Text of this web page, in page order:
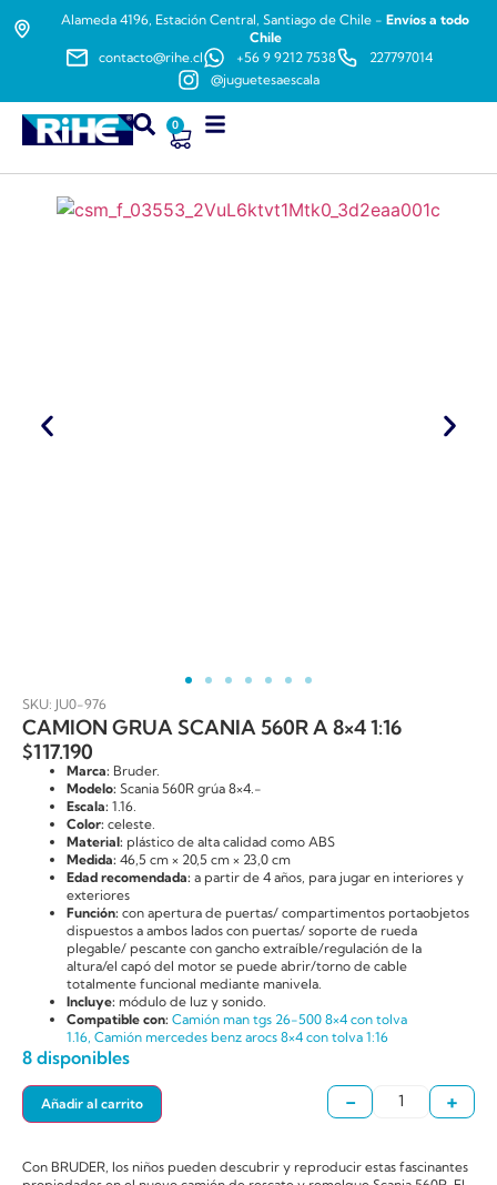
Alameda 4196, Estación Central, Santiago de Chile - Envíos a todo
Chile
contacto@rihe.cl
+56 9 9212 7538
227797014
@juguetesaescala
0
SKU: JU0-976
CAMION GRUA SCANIA 560R A 8×4 1:16
$117.190
Marca: Bruder.
Modelo: Scania 560R grúa 8×4.-
Escala: 1.16.
Color: celeste.
Material: plástico de alta calidad como ABS
Medida: 46,5 cm × 20,5 cm × 23,0 cm
Edad recomendada: a partir de 4 años, para jugar en interiores y
exteriores
Función: con apertura de puertas/ compartimentos portaobjetos
dispuestos a ambos lados con puertas/ soporte de rueda
plegable/ pescante con gancho extraíble/regulación de la
altura/el capó del motor se puede abrir/torno de cable
totalmente funcional mediante manivela.
Incluye: módulo de luz y sonido.
Compatible con: Camión man tgs 26-500 8×4 con tolva
1.16, Camión mercedes benz arocs 8×4 con tolva 1:16
8 disponibles
- +
Añadir al carrito
Con BRUDER, los niños pueden descubrir y reproducir estas fascinantes